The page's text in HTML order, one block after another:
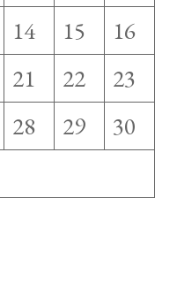
14 15
16
21 22
23
28 29
30